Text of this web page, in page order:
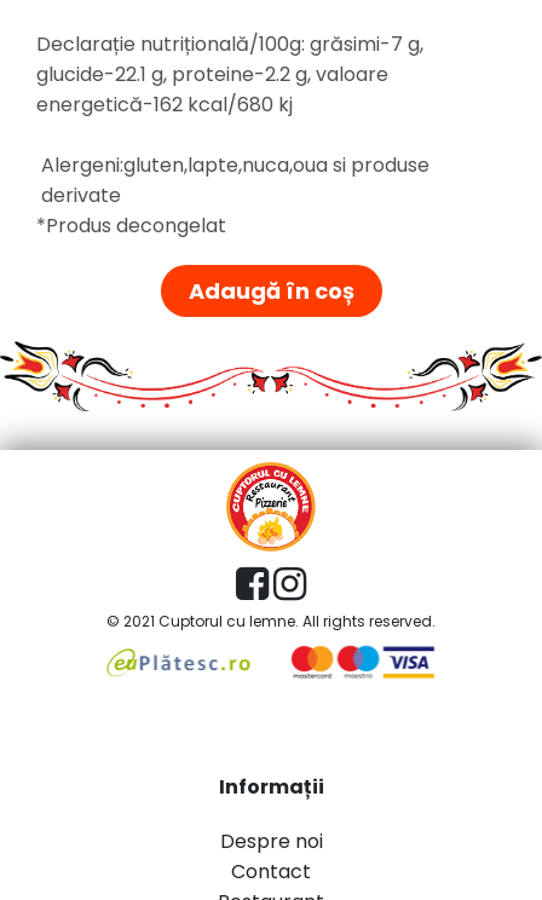
Declarație nutrițională/100g: grăsimi-7 g,
glucide-22.1 g, proteine-2.2 g, valoare
energetică-162 kcal/680 kj
Alergeni:gluten,lapte,nuca,oua si produse
derivate
*Produs decongelat
Adaugă în coș
© 2021 Cuptorul cu lemne. All rights reserved.
Informații
Despre noi
Contact